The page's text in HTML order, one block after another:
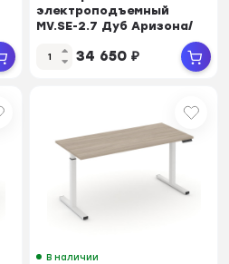
электроподъемный
MV.SE-2.7 Дуб Аризона/
1180*720*720...
34 650 ₽
В наличии